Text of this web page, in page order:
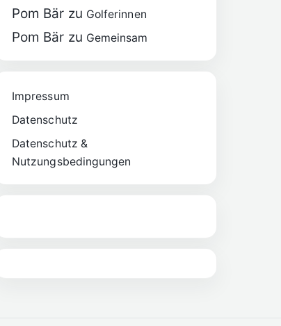
Pom Bär zu Golferinnen
Pom Bär zu Gemeinsam
Impressum
Datenschutz
Datenschutz &
Nutzungsbedingungen